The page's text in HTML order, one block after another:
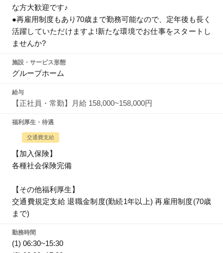
な方大歓迎です♪
●再雇用制度もあり70歳まで勤務可能なので、定年後も長く
活躍していただけますよ!新たな環境でお仕事をスタートし
ませんか?
施設・サービス形態
グループホーム
給与
【正社員・常勤】月給 158,000~158,000円
福利厚生・待遇
交通費支給
【加入保険】
各種社会保険完備
【その他福利厚生】
交通費規定支給 退職金制度(勤続1年以上) 再雇用制度(70歳
まで)
勤務時間
(1) 06:30~15:30